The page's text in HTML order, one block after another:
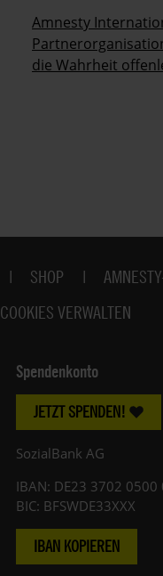
Amnesty
die Wahrheit
SHOP
COOKIES VERWALTEN
Spendenkonto
JETZT SPENDEN!
SozialBank AG
IBAN: DE23 3702
BIC: BFSWDE33XXX
IBAN KOPIEREN